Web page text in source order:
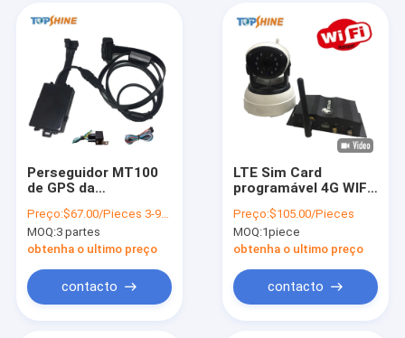
Perseguidor MT100
de GPS da
veículo de OBDii com
controle real do ECU
Preço:$67.00/Pieces 3-99 Pieces
MOQ:3 partes
obtenha o ultimo preço
contacto
LTE Sim Card
programável 4G WIFI
perseguidor dos Gps
do porto do Obd do
dispositivo com
Preço:$105.00/Pieces
MOQ:1piece
obtenha o ultimo preço
contacto